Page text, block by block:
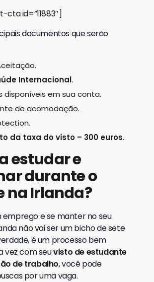
id=”11883″]
documentos que serão
Internacional.
disponíveis em sua conta.
de acomodação.
da taxa do visto – 300 euros.
estudar e
durante o
na Irlanda?
e se manter no seu
não vai ser um bicho de sete
é um processo bem
vez com seuvisto de estudante
de trabalho, você pode
por uma vaga.